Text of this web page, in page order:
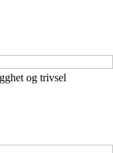
og trivsel